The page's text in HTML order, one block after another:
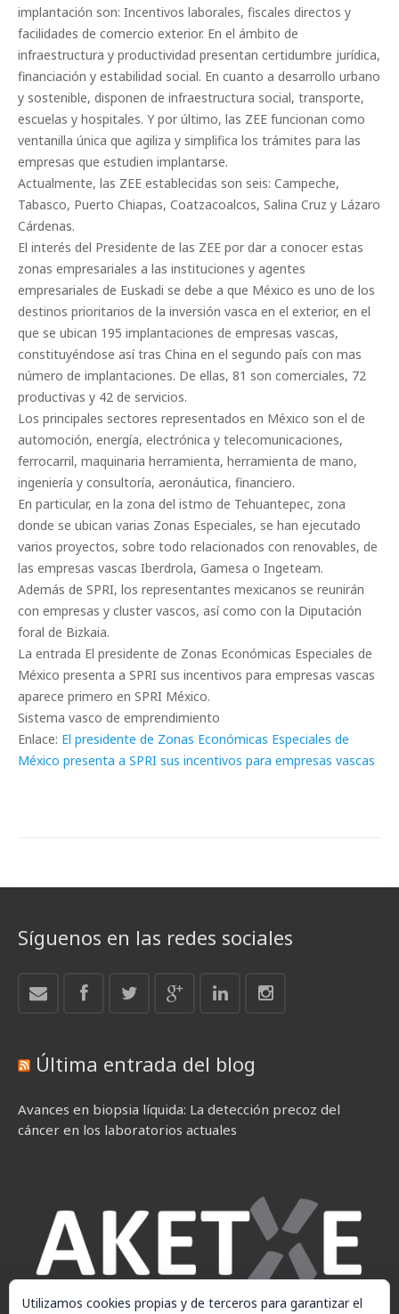
implantación son: Incentivos laborales, fiscales directos y
facilidades de comercio exterior. En el ámbito de
infraestructura y productividad presentan certidumbre jurídica,
financiación y estabilidad social. En cuanto a desarrollo urbano
y sostenible, disponen de infraestructura social, transporte,
escuelas y hospitales. Y por último, las ZEE funcionan como
ventanilla única que agiliza y simplifica los trámites para las
empresas que estudien implantarse.
Actualmente, las ZEE establecidas son seis: Campeche,
Tabasco, Puerto Chiapas, Coatzacoalcos, Salina Cruz y Lázaro
Cárdenas.
El interés del Presidente de las ZEE por dar a conocer estas
zonas empresariales a las instituciones y agentes
empresariales de Euskadi se debe a que México es uno de los
destinos prioritarios de la inversión vasca en el exterior, en el
que se ubican 195 implantaciones de empresas vascas,
constituyéndose así tras China en el segundo país con mas
número de implantaciones. De ellas, 81 son comerciales, 72
productivas y 42 de servicios.
Los principales sectores representados en México son el de
automoción, energía, electrónica y telecomunicaciones,
ferrocarril, maquinaria herramienta, herramienta de mano,
ingeniería y consultoría, aeronáutica, financiero.
En particular, en la zona del istmo de Tehuantepec, zona
donde se ubican varias Zonas Especiales, se han ejecutado
varios proyectos, sobre todo relacionados con renovables, de
las empresas vascas Iberdrola, Gamesa o Ingeteam.
Además de SPRI, los representantes mexicanos se reunirán
con empresas y cluster vascos, así como con la Diputación
foral de Bizkaia.
La entrada El presidente de Zonas Económicas Especiales de
México presenta a SPRI sus incentivos para empresas vascas
aparece primero en SPRI México.
Sistema vasco de emprendimiento
Enlace: El presidente de Zonas Económicas Especiales de
México presenta a SPRI sus incentivos para empresas vascas
Síguenos en las redes sociales
Última entrada del blog
Avances en biopsia líquida: La detección precoz del
cáncer en los laboratorios actuales
Utilizamos cookies propias y de terceros para garantizar el